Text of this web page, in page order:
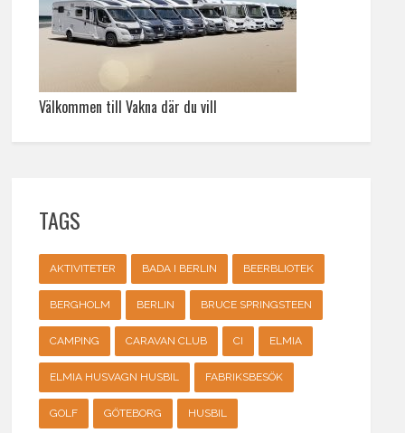
Välkommen till Vakna där du vill
TAGS
AKTIVITETER BADA I BERLIN BEERBLIOTEK
BERGHOLM BERLIN BRUCE SPRINGSTEEN
CAMPING CARAVAN CLUB CI ELMIA
ELMIA HUSVAGN HUSBIL FABRIKSBESÖK
GOLF GÖTEBORG HUSBIL